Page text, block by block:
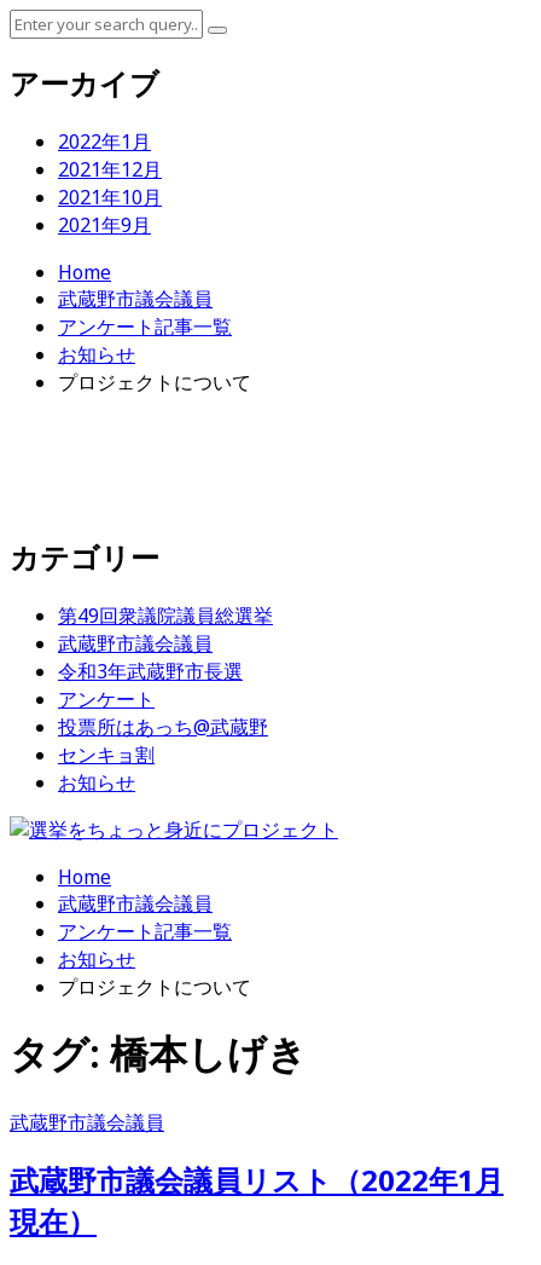
アーカイブ
2022年1月
2021年12月
2021年10月
2021年9月
Home
武蔵野市議会議員
アンケート記事一覧
お知らせ
プロジェクトについて
カテゴリー
第49回衆議院議員総選挙
武蔵野市議会議員
令和3年武蔵野市長選
アンケート
投票所はあっち@武蔵野
センキョ割
お知らせ
Home
武蔵野市議会議員
アンケート記事一覧
お知らせ
プロジェクトについて
タグ: 橋本しげき
武蔵野市議会議員
武蔵野市議会議員リスト（2022年1月
現在）